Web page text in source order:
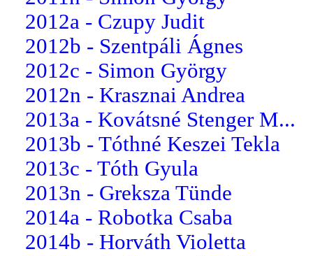
2012a - Czupy Judit
2012b - Szentpáli Ágnes
2012c - Simon György
2012n - Krasznai Andrea
2013a - Kovátsné Stenger M...
2013b - Tóthné Keszei Tekla
2013c - Tóth Gyula
2013n - Greksza Tünde
2014a - Robotka Csaba
2014b - Horváth Violetta